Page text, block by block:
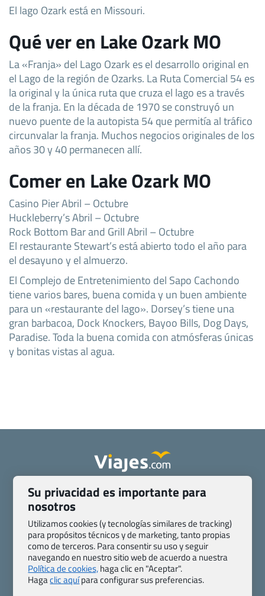
El lago Ozark está en Missouri.
Qué ver en Lake Ozark MO
La «Franja» del Lago Ozark es el desarrollo original en
el Lago de la región de Ozarks. La Ruta Comercial 54 es
la original y la única ruta que cruza el lago es a través
de la franja. En la década de 1970 se construyó un
nuevo puente de la autopista 54 que permitía al tráfico
circunvalar la franja. Muchos negocios originales de los
años 30 y 40 permanecen allí.
Comer en Lake Ozark MO
Casino Pier Abril – Octubre
Huckleberry’s Abril – Octubre
Rock Bottom Bar and Grill Abril – Octubre
El restaurante Stewart’s está abierto todo el año para
el desayuno y el almuerzo.
El Complejo de Entretenimiento del Sapo Cachondo
tiene varios bares, buena comida y un buen ambiente
para un «restaurante del lago». Dorsey’s tiene una
gran barbacoa, Dock Knockers, Bayoo Bills, Dog Days,
Paradise. Toda la buena comida con atmósferas únicas
y bonitas vistas al agua.
Quienes somos
Contacto
Pasaporte, Visado, Salud y otras disposiciones específicas
Blog de Viajes.com
Registro de agencias
Preguntas frecuentes
Condiciones generales
Política de privacidad y cookies
Transparencia
Todas las páginas – sitemap
Viajes.com
Su privacidad es importante para
nosotros
Utilizamos cookies (y tecnologías similares de tracking)
para propósitos técnicos y de marketing, tanto propias
como de terceros. Para consentir su uso y seguir
navegando en nuestro sitio web de acuerdo a nuestra
Política de cookies,haga clic en "Aceptar".
Hagaclic aquípara configurar sus preferencias.